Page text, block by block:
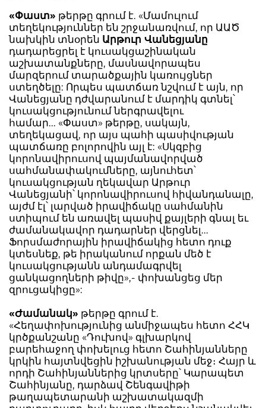
«Փաստ» թերթը գրում է. «Մամուլում
տեղեկություններ են շրջանառվում, որ ԱԱԾ
նախկին տնօրեն Արթուր Վանեցյանը
դադարեցրել է կուսակցաշինական
աշխատանքները, մասնավորապես
մարզերում տարածքային կառույցներ
ստեղծելը: Որպես պատճառ նշվում է այն, որ
Վանեցյանը դժվարանում է մարդիկ գտնել՝
կուսակցությունում ներգրավելու
համար... «Փաստ» թերթը, սակայն,
տեղեկացավ, որ այս պահի պասիվության
պատճառը բոլորովին այլ է: «Սկզբից
կորոնավիրուսով պայմանավորված
սահմանափակումները, այնուհետ՝
կուսակցության ղեկավար Արթուր
Վանեցյանի՝ կորոնավիրուսով հիվանդանալը,
այժմ էլ՝ լարված իրավիճակը սահմանին
ստիպում են առավել պասիվ քայլերի գնալ եւ
ժամանակավոր դադարներ վերցնել...
Ֆորսմաժորային իրավիճակից հետո դուք
կտեսնեք, թե իրականում որքան մեծ է
կուսակցությանն անդամագրվել
ցանկացողների թիվը»,- փոխանցեց մեր
զրուցակիցը»:
«Ժամանակ» թերթը գրում է.
«Հեղափոխությունից անմիջապես հետո ՀՀԿ
կրծքանշանը «Դուխով» գլխարկով
բարեհաջող փոխելուց հետո Շահինյանները
կրկին հայտնվեցին իշխանության մեջ։ Հայր և
որդի Շահինյաններից կրտսերը՝ Կարապետ
Շահինյանը, դարձավ Շենգավիթի
թաղապետարանի աշխատակազմի